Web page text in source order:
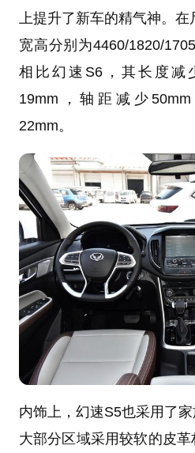
上提升了新车的精气神。
宽高分别为4460/1820/
相比幻速S6，其长度减
19mm，轴距减少
22mm。
内饰上，幻速S5也采用了
大部分区域采用较软的皮